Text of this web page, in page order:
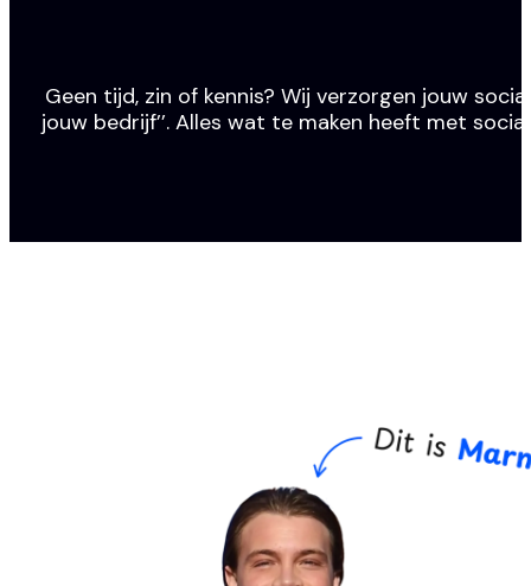
Geen tijd, zin of kennis? Wij verzorgen jouw
jouw bedrijf’’. Alles wat te maken heeft met